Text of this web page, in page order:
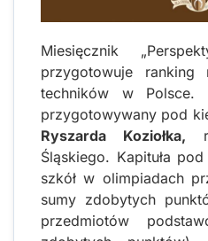
Miesięcznik
przygotowuje
techników w
przygotowywany pod
Ryszarda Koziołka,
Śląskiego. Kapituła
szkół w olimpiadach
sumy zdobytych
przedmiotów